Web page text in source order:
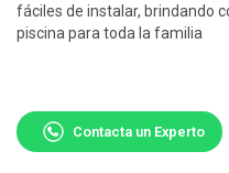
fáciles de instalar, brindando
piscina para toda la familia
Contacta un Experto